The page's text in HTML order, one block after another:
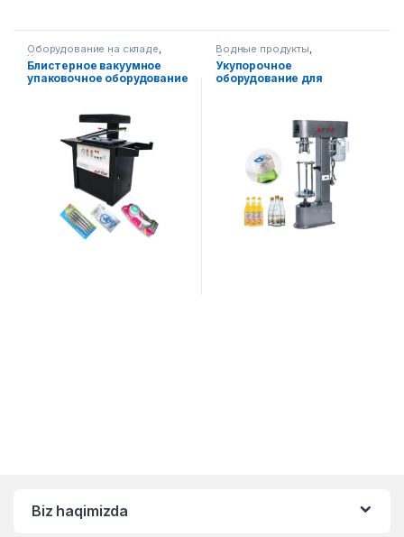
Оборудование на складе,
Упаковочное оборудование
Блистерное вакуумное
упаковочное оборудование
Водные продукты,
Оборудование на складе
Упаковочное оборудование
Укупорочное
оборудование для
Biz haqimizda